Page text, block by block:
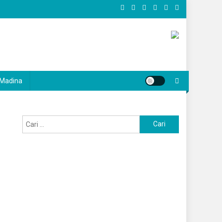
Madina
untuk: